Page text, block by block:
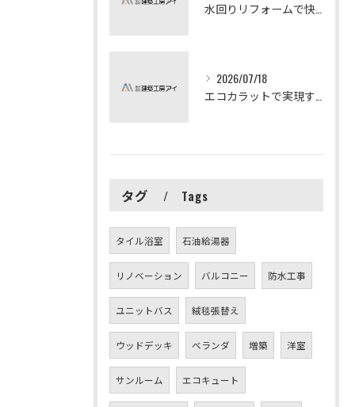
2026/07/18
タグ Tags
タイル浴室 石油給湯器
リノベーション バルコニー 防水工事
ユニットバス 絨毯張替え
ウッドデッキ ベランダ 増築 洋室
サンルーム エコキュート